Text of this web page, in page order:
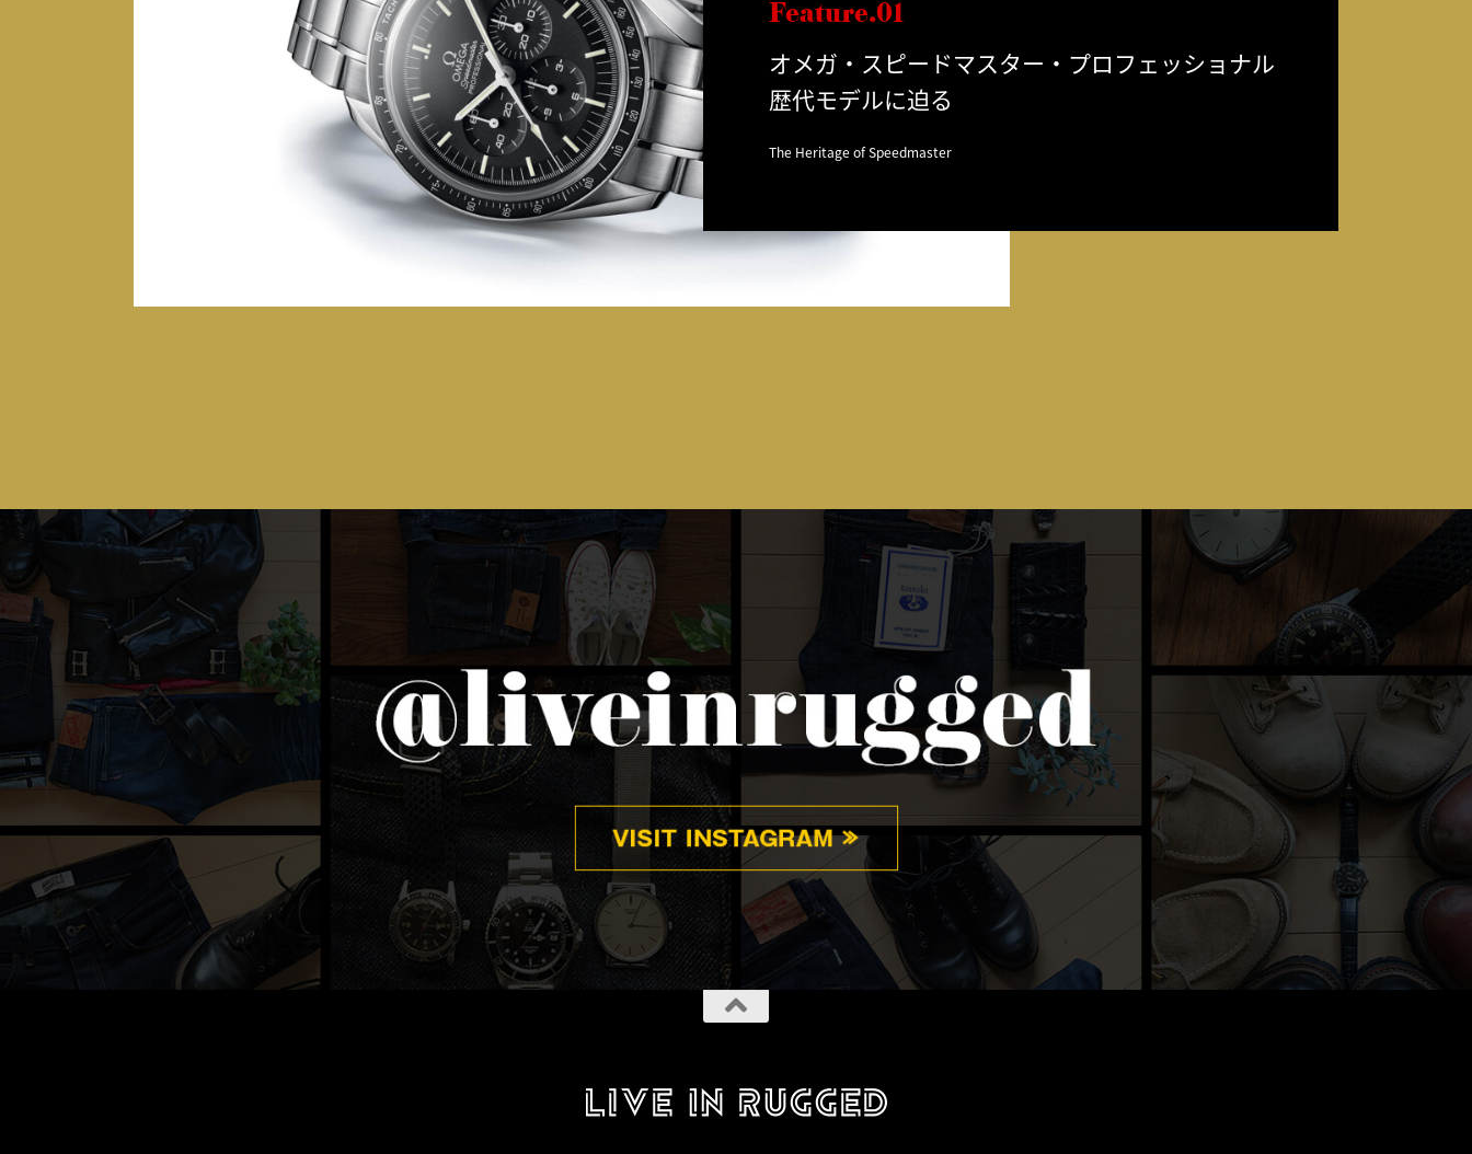
Feature.01
オメガ・スピードマスター・プロフェッショナル
歴代モデルに迫る
The Heritage of Speedmaster